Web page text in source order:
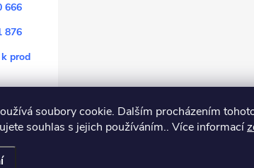
soubory cookie. Dalším procházením
souhlas s jejich používáním.. Více informací
666
876
prod